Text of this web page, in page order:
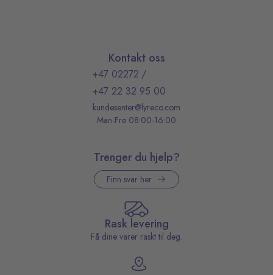
Kontakt oss
+47 02272 /
+47 22 32 95 00
kundesenter@lyreco.com
Man-Fre 08:00-16:00
Trenger du hjelp?
Finn svar her
Rask levering
Få dine varer raskt til deg.